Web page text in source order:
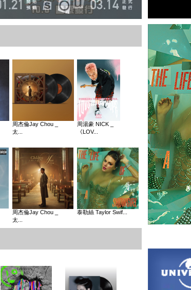
周杰倫Jay Chou _
太...
周湯豪 NICK _
《LOV...
周杰倫Jay Chou _
太...
泰勒絲 Taylor Swif...